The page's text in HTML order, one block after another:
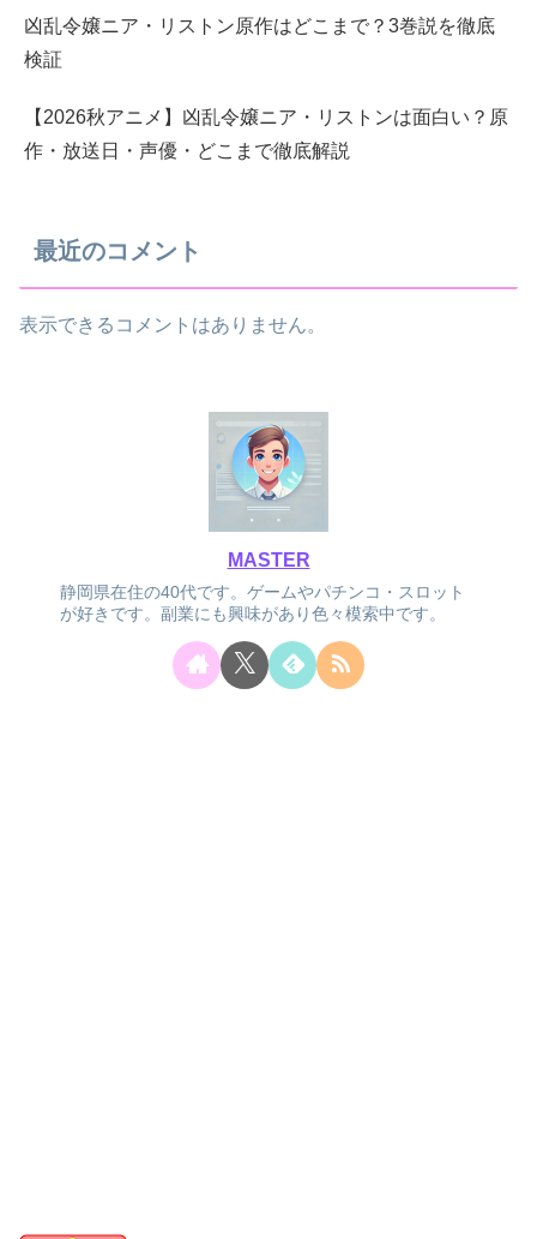
凶乱令嬢ニア・リストン原作はどこまで？3巻説を徹底
検証
【2026秋アニメ】凶乱令嬢ニア・リストンは面白い？原
作・放送日・声優・どこまで徹底解説
最近のコメント
表示できるコメントはありません。
MASTER
静岡県在住の40代です。ゲームやパチンコ・スロット
が好きです。副業にも興味があり色々模索中です。